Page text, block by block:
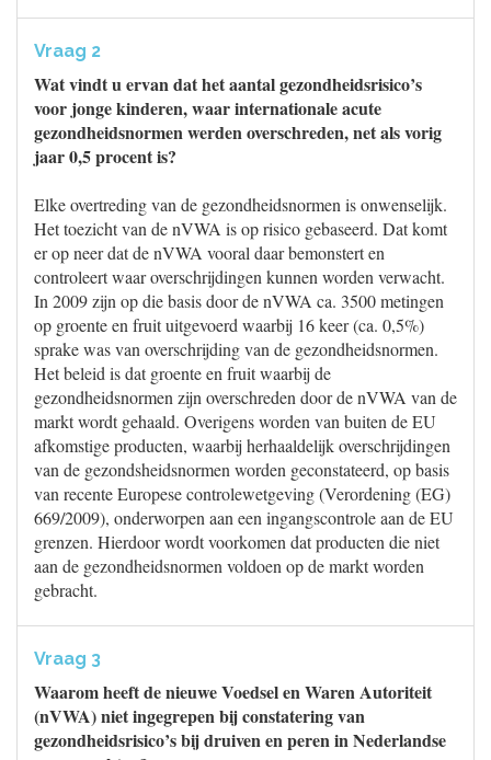
Vraag 2
Wat vindt u ervan dat het aantal gezondheidsrisico’s
voor jonge kinderen, waar internationale acute
gezondheidsnormen werden overschreden, net als vorig
jaar 0,5 procent is?
Elke overtreding van de gezondheidsnormen is onwenselijk.
Het toezicht van de nVWA is op risico gebaseerd. Dat komt
er op neer dat de nVWA vooral daar bemonstert en
controleert waar overschrijdingen kunnen worden verwacht.
In 2009 zijn op die basis door de nVWA ca. 3500 metingen
op groente en fruit uitgevoerd waarbij 16 keer (ca. 0,5%)
sprake was van overschrijding van de gezondheidsnormen.
Het beleid is dat groente en fruit waarbij de
gezondheidsnormen zijn overschreden door de nVWA van de
markt wordt gehaald. Overigens worden van buiten de EU
afkomstige producten, waarbij herhaaldelijk overschrijdingen
van de gezondsheidsnormen worden geconstateerd, op basis
van recente Europese controlewetgeving (Verordening (EG)
669/2009), onderworpen aan een ingangscontrole aan de EU
grenzen. Hierdoor wordt voorkomen dat producten die niet
aan de gezondheidsnormen voldoen op de markt worden
gebracht.
Vraag 3
Waarom heeft de nieuwe Voedsel en Waren Autoriteit
(nVWA) niet ingegrepen bij constatering van
gezondheidsrisico’s bij druiven en peren in Nederlandse